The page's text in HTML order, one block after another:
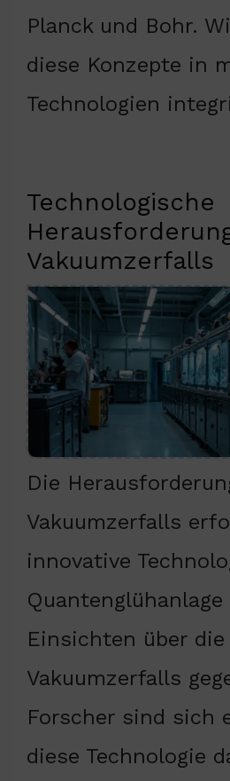
Planck und Bohr.
diese Konzepte in
Technologien
Technologische
Vakuumzerfalls
Die
Vakuumzerfalls
innovative
Einsichten über
Vakuumzerfalls
Forscher sind sich
diese Technologie